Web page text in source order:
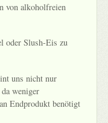
von alkoholfreien
oder Slush-Eis zu
uns nicht nur
weniger
Endprodukt benötigt